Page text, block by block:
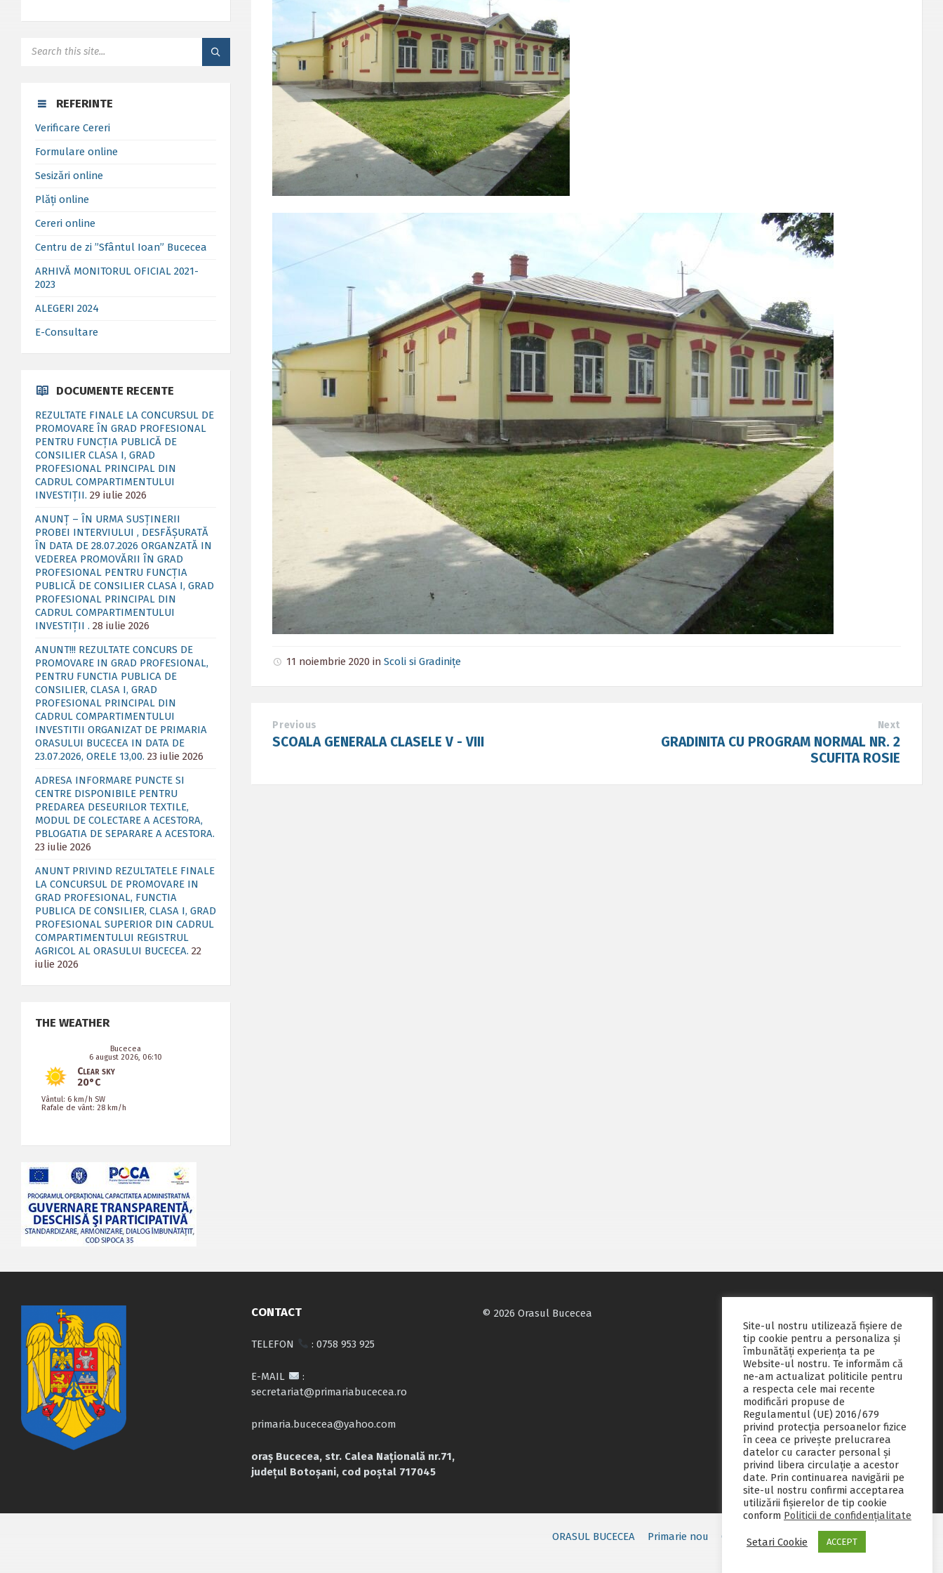
11 noiembrie 2020inScoli si Gradinițe
Previous
SCOALA GENERALA CLASELE V - VIII
Next
GRADINITA CU PROGRAM NORMAL NR. 2
SCUFITA ROSIE
REFERINTE
Verificare Cereri
Formulare online
Sesizări online
Plăți online
Cereri online
Centru de zi ”Sfântul Ioan” Bucecea
ARHIVĂ MONITORUL OFICIAL 2021-
2023
ALEGERI 2024
E-Consultare
DOCUMENTE RECENTE
REZULTATE FINALE LA CONCURSUL DE
PROMOVARE ÎN GRAD PROFESIONAL
PENTRU FUNCȚIA PUBLICĂ DE
CONSILIER CLASA I, GRAD
PROFESIONAL PRINCIPAL DIN
CADRUL COMPARTIMENTULUI
INVESTIȚII. 29 iulie 2026
ANUNȚ – ÎN URMA SUSȚINERII
PROBEI INTERVIULUI , DESFĂȘURATĂ
ÎN DATA DE 28.07.2026 ORGANZATĂ IN
VEDEREA PROMOVĂRII ÎN GRAD
PROFESIONAL PENTRU FUNCȚIA
PUBLICĂ DE CONSILIER CLASA I, GRAD
PROFESIONAL PRINCIPAL DIN
CADRUL COMPARTIMENTULUI
INVESTIȚII . 28 iulie 2026
ANUNT!!! REZULTATE CONCURS DE
PROMOVARE IN GRAD PROFESIONAL,
PENTRU FUNCTIA PUBLICA DE
CONSILIER, CLASA I, GRAD
PROFESIONAL PRINCIPAL DIN
CADRUL COMPARTIMENTULUI
INVESTITII ORGANIZAT DE PRIMARIA
ORASULUI BUCECEA IN DATA DE
23.07.2026, ORELE 13,00. 23 iulie 2026
ADRESA INFORMARE PUNCTE SI
CENTRE DISPONIBILE PENTRU
PREDAREA DESEURILOR TEXTILE,
MODUL DE COLECTARE A ACESTORA,
PBLOGATIA DE SEPARARE A ACESTORA.
23 iulie 2026
ANUNT PRIVIND REZULTATELE FINALE
LA CONCURSUL DE PROMOVARE IN
GRAD PROFESIONAL, FUNCTIA
PUBLICA DE CONSILIER, CLASA I, GRAD
PROFESIONAL SUPERIOR DIN CADRUL
COMPARTIMENTULUI REGISTRUL
AGRICOL AL ORASULUI BUCECEA. 22
iulie 2026
THE WEATHER
Bucecea
6 august 2026, 06:10
Clear sky
20°C
Vântul: 6 km/h SW
Rafale de vânt: 28 km/h
CONTACT
TELEFON : 0758 953 925
E-MAIL
:
secretariat@primariabucecea.ro
primaria.bucecea@yahoo.com
oraș Bucecea, str. Calea Națională nr.71,
județul Botoșani, cod poștal 717045
© 2026 Orasul Bucecea
ORASUL BUCECEA Primarie nou Consiliul local Servicii publice
Monitorul oficial local
Site-ul nostru utilizează fişiere de
tip cookie pentru a personaliza și
îmbunătăți experiența ta pe
Website-ul nostru. Te informăm că
ne-am actualizat politicile pentru
a respecta cele mai recente
modificări propuse de
Regulamentul (UE) 2016/679
privind protecția persoanelor fizice
în ceea ce privește prelucrarea
datelor cu caracter personal și
privind libera circulație a acestor
date. Prin continuarea navigării pe
site-ul nostru confirmi acceptarea
utilizării fişierelor de tip cookie
conform Politicii de confidențialitate
Setari Cookie ACCEPT